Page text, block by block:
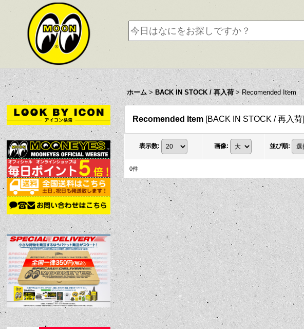
ホーム > BACK IN STOCK / 再入荷 > Recomended Item
Recomended Item [BACK IN STOCK / 再入荷]
表示数: 画像: 並び順:
0件